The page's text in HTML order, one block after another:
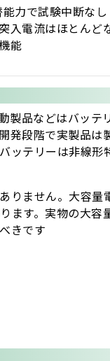
力で試験中断なし
入電流はほとんど
能
製品などはバッテ
発段階で実製品は
ッテリーは非線形
りません。大容量
ます。実物の大容
きです